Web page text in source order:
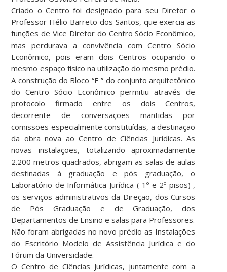
Criado o Centro foi designado para seu Diretor o
Professor Hélio Barreto dos Santos, que exercia as
funções de Vice Diretor do Centro Sócio Econômico,
mas perdurava a convivência com Centro Sócio
Econômico, pois eram dois Centros ocupando o
mesmo espaço físico na utilização do mesmo prédio.
A construção do Bloco “E ” do conjunto arquitetônico
do Centro Sócio Econômico permitiu através de
protocolo firmado entre os dois Centros,
decorrente de conversações mantidas por
comissões especialmente constituídas, a destinação
da obra nova ao Centro de Ciências Jurídicas. As
novas instalações, totalizando aproximadamente
2.200 metros quadrados, abrigam as salas de aulas
destinadas à graduação e pós graduação, o
Laboratório de Informática Jurídica ( 1º e 2º pisos) ,
os serviços administrativos da Direção, dos Cursos
de Pós Graduação e de Graduação, dos
Departamentos de Ensino e salas para Professores.
Não foram abrigadas no novo prédio as Instalações
do Escritório Modelo de Assistência Jurídica e do
Fórum da Universidade.
O Centro de Ciências Jurídicas, juntamente com a